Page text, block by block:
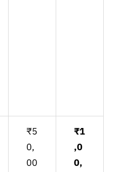
₹5
0,
00
₹1
,0
0,